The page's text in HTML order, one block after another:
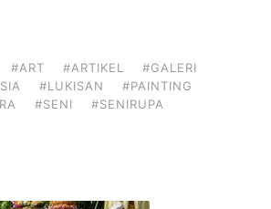
#ART #ARTIKEL
#GALERI
#LUKISAN
#PAINTING
#SENI #SENIRUPA